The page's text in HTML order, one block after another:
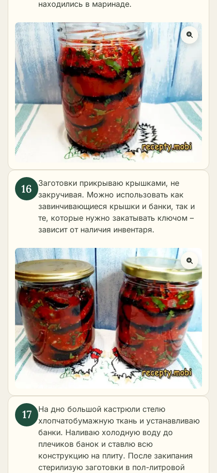
находились в маринаде.
Заготовки прикрываю крышками, не
закручивая. Можно использовать как
завинчивающиеся крышки и банки, так и
те, которые нужно закатывать ключом –
зависит от наличия инвентаря.
На дно большой кастрюли стелю
хлопчатобумажную ткань и устанавливаю
банки. Наливаю холодную воду до
плечиков банок и ставлю всю
конструкцию на плиту. После закипания
стерилизую заготовки в пол-литровой